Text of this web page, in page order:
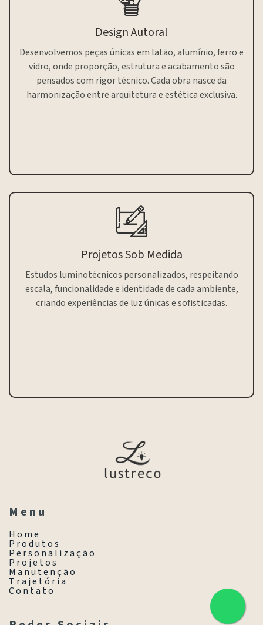
Design Autoral
Desenvolvemos peças únicas em latão, alumínio, ferro e
vidro, onde proporção, estrutura e acabamento são
pensados com rigor técnico. Cada obra nasce da
harmonização entre arquitetura e estética exclusiva.
Projetos Sob Medida
Estudos luminotécnicos personalizados, respeitando
escala, funcionalidade e identidade de cada ambiente,
criando experiências de luz únicas e sofisticadas.
M e n u
H o m e
P r o d u t o s
P e r s o n a l i z a ç ã o
P r o j e t o s
M a n u t e n ç ã o
T r a j e t ó r i a
C o n t a t o